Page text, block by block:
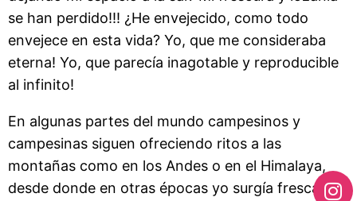
se han perdido!!! ¿He envejecido, como todo
envejece en esta vida? Yo, que me consideraba
eterna! Yo, que parecía inagotable y reproducible
al infinito!
En algunas partes del mundo campesinos y
campesinas siguen ofreciendo ritos a las
montañas como en los Andes o en el Himalaya,
desde donde en otras épocas yo surgía fresca y